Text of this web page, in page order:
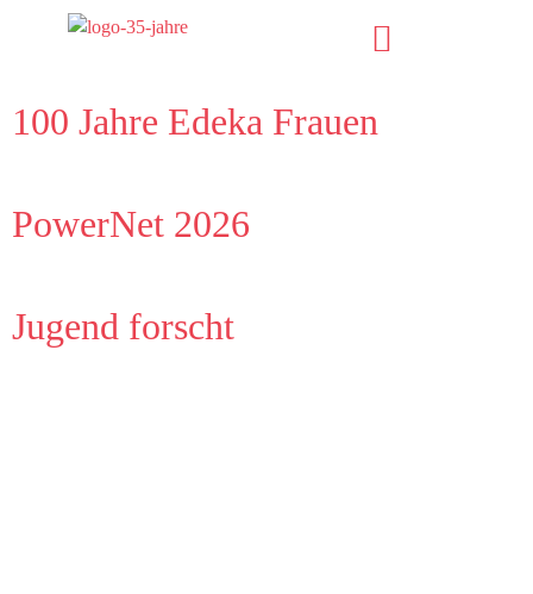
100 Jahre Edeka Frauen
PowerNet 2026
Jugend forscht